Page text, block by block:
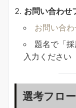
お問い合わせ
お問い合
題名で「
入力ください
選考フロー